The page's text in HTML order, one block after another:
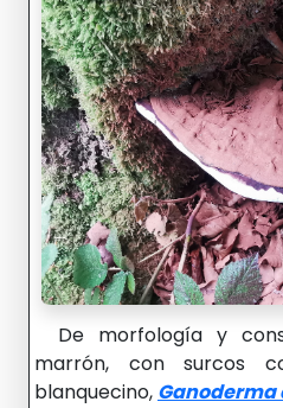
De morfología y
marrón, con surcos
blanquecino,